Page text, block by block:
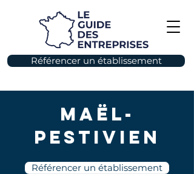
Référencer un établissement
Maël-
Pestivien
Référencer un établissement